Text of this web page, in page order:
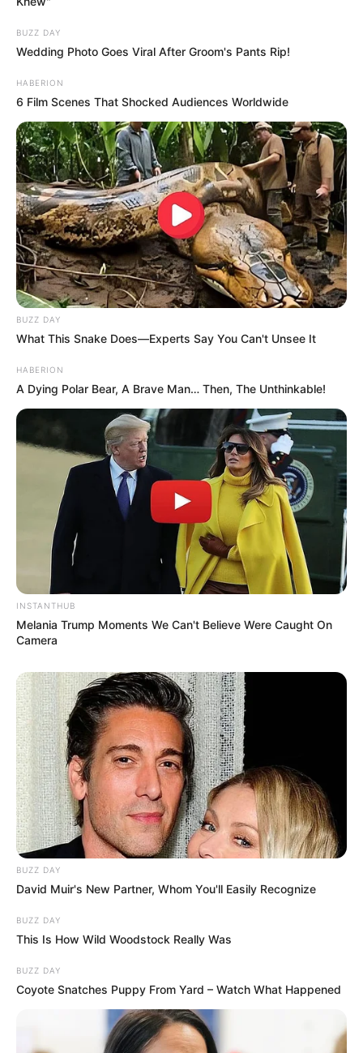
BUZZ DAY
Wedding Photo Goes Viral After Groom's Pants Rip!
HABERION
6 Film Scenes That Shocked Audiences Worldwide
BUZZ DAY
What This Snake Does—Experts Say You Can't Unsee It
HABERION
A Dying Polar Bear, A Brave Man… Then, The Unthinkable!
INSTANTHUB
Melania Trump Moments We Can't Believe Were Caught On
Camera
BUZZ DAY
David Muir's New Partner, Whom You'll Easily Recognize
BUZZ DAY
This Is How Wild Woodstock Really Was
BUZZ DAY
Coyote Snatches Puppy From Yard – Watch What Happened